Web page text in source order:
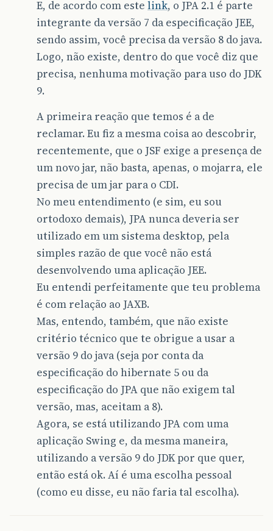
E, de acordo com este link, o JPA 2.1 é parte
integrante da versão 7 da especificação JEE,
sendo assim, você precisa da versão 8 do java.
Logo, não existe, dentro do que você diz que
precisa, nenhuma motivação para uso do JDK
9.
A primeira reação que temos é a de
reclamar. Eu fiz a mesma coisa ao descobrir,
recentemente, que o JSF exige a presença de
um novo jar, não basta, apenas, o mojarra, ele
precisa de um jar para o CDI.
No meu entendimento (e sim, eu sou
ortodoxo demais), JPA nunca deveria ser
utilizado em um sistema desktop, pela
simples razão de que você não está
desenvolvendo uma aplicação JEE.
Eu entendi perfeitamente que teu problema
é com relação ao JAXB.
Mas, entendo, também, que não existe
critério técnico que te obrigue a usar a
versão 9 do java (seja por conta da
especificação do hibernate 5 ou da
especificação do JPA que não exigem tal
versão, mas, aceitam a 8).
Agora, se está utilizando JPA com uma
aplicação Swing e, da mesma maneira,
utilizando a versão 9 do JDK por que quer,
então está ok. Aí é uma escolha pessoal
(como eu disse, eu não faria tal escolha).